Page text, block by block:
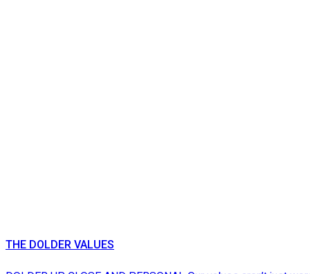
THE DOLDER VALUES